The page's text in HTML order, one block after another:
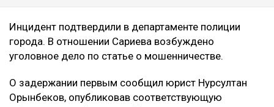
Инцидент подтвердили в департаменте полиции
города. В отношении Сариева возбуждено
уголовное дело по статье о мошенничестве.
О задержании первым сообщил юрист Нурсултан
Орынбеков, опубликовав соответствующую